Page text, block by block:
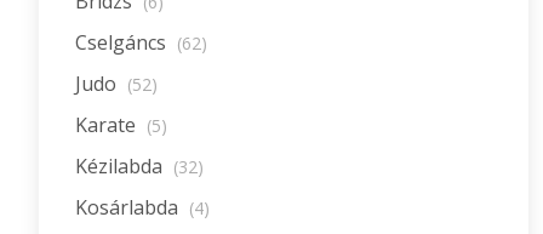
Cselgáncs (62)
Judo (52)
Karate (5)
Kézilabda (32)
Kosárlabda (4)